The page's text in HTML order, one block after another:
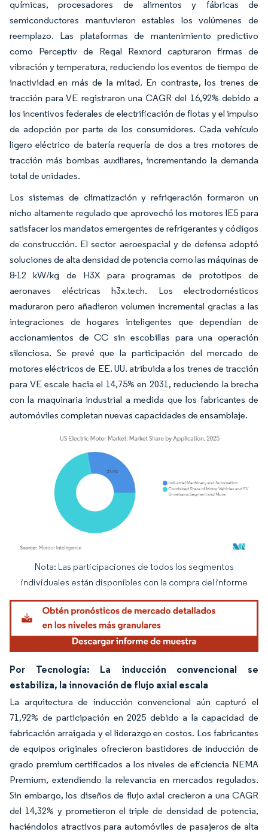
químicas, procesadores de alimentos y fábricas de
semiconductores mantuvieron estables los volúmenes de
reemplazo. Las plataformas de mantenimiento predictivo
como Perceptiv de Regal Rexnord capturaron firmas de
vibración y temperatura, reduciendo los eventos de tiempo de
inactividad en más de la mitad. En contraste, los trenes de
tracción para VE registraron una CAGR del 16,92% debido a
los incentivos federales de electrificación de flotas y el impulso
de adopción por parte de los consumidores. Cada vehículo
ligero eléctrico de batería requería de dos a tres motores de
tracción más bombas auxiliares, incrementando la demanda
total de unidades.
Los sistemas de climatización y refrigeración formaron un
nicho altamente regulado que aprovechó los motores IE5 para
satisfacer los mandatos emergentes de refrigerantes y códigos
de construcción. El sector aeroespacial y de defensa adoptó
soluciones de alta densidad de potencia como las máquinas de
8-12 kW/kg de H3X para programas de prototipos de
aeronaves eléctricas h3x.tech. Los electrodomésticos
maduraron pero añadieron volumen incremental gracias a las
integraciones de hogares inteligentes que dependían de
accionamientos de CC sin escobillas para una operación
silenciosa. Se prevé que la participación del mercado de
motores eléctricos de EE. UU. atribuida a los trenes de tracción
para VE escale hacia el 14,75% en 2031, reduciendo la brecha
con la maquinaria industrial a medida que los fabricantes de
automóviles completan nuevas capacidades de ensamblaje.
Imagen © Mordor Intelligence. El uso requiere atribución según CC BY 4.0.
Nota: Las participaciones de todos los segmentos
individuales están disponibles con la compra del informe
Por Tecnología: La inducción convencional se
estabiliza, la innovación de flujo axial escala
La arquitectura de inducción convencional aún capturó el
71,92% de participación en 2025 debido a la capacidad de
fabricación arraigada y el liderazgo en costos. Los fabricantes
de equipos originales ofrecieron bastidores de inducción de
grado premium certificados a los niveles de eficiencia NEMA
Premium, extendiendo la relevancia en mercados regulados.
Sin embargo, los diseños de flujo axial crecieron a una CAGR
del 14,32% y prometieron el triple de densidad de potencia,
haciéndolos atractivos para automóviles de pasajeros de alta